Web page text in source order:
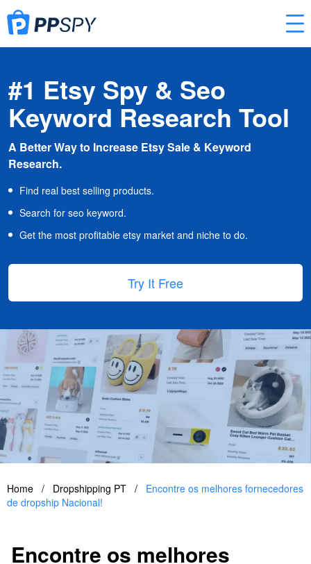
#1 Etsy Spy & Seo
Keyword Research Tool
A Better Way to Increase Etsy Sale & Keyword
Research.
Find real best selling products.
Search for seo keyword.
Get the most profitable etsy market and niche to do.
Try It Free
Home / Dropshipping PT /
Encontre os melhores fornecedores
de dropship Nacional!
Encontre os melhores